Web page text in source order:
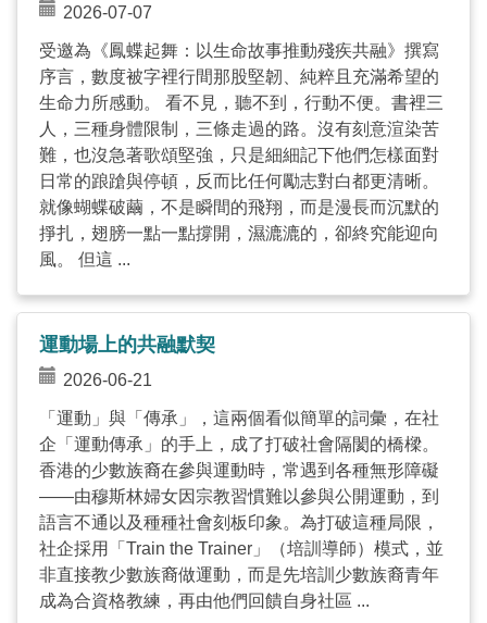
2026-07-07
受邀為《鳳蝶起舞：以生命故事推動殘疾共融》撰寫
序言，數度被字裡行間那股堅韌、純粹且充滿希望的
生命力所感動。 看不見，聽不到，行動不便。書裡三
人，三種身體限制，三條走過的路。沒有刻意渲染苦
難，也沒急著歌頌堅強，只是細細記下他們怎樣面對
日常的踉蹌與停頓，反而比任何勵志對白都更清晰。
就像蝴蝶破繭，不是瞬間的飛翔，而是漫長而沉默的
掙扎，翅膀一點一點撐開，濕漉漉的，卻終究能迎向
風。 但這 ...
運動場上的共融默契
2026-06-21
「運動」與「傳承」，這兩個看似簡單的詞彙，在社
企「運動傳承」的手上，成了打破社會隔閡的橋樑。
香港的少數族裔在參與運動時，常遇到各種無形障礙
——由穆斯林婦女因宗教習慣難以參與公開運動，到
語言不通以及種種社會刻板印象。為打破這種局限，
社企採用「Train the Trainer」（培訓導師）模式，並
非直接教少數族裔做運動，而是先培訓少數族裔青年
成為合資格教練，再由他們回饋自身社區 ...